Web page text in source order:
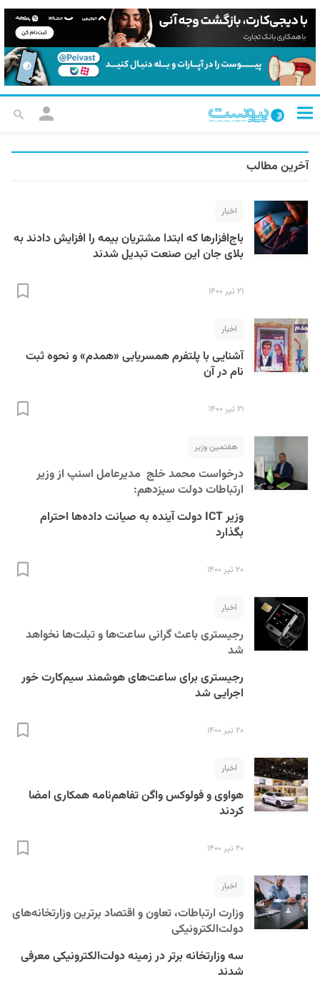
آخرین مطالب
اخبار
باج‌افزارها که ابتدا مشتریان بیمه را افزایش دادند به
بلای جان این صنعت تبدیل شدند
۲۱ تیر ۱۴۰۰
اخبار
آشنایی با پلتفرم همسریابی «همدم» و نحوه ثبت
نام در آن
۲۱ تیر ۱۴۰۰
هفتمین وزیر
درخواست محمد خلج مدیر‌عامل اسنپ از وزیر
ارتباطات دولت سیزدهم:
وزیر ICT دولت آینده به صیانت داده‌ها احترام
بگذارد
۲۰ تیر ۱۴۰۰
اخبار
رجیستری باعث گرانی ساعت‌ها و تبلت‌ها نخواهد
شد
رجیستری برای ساعت‌های هوشمند سیم‌کارت خور
اجرایی شد
۲۰ تیر ۱۴۰۰
اخبار
هواوی و فولوکس واگن تفاهم‌نامه همکاری امضا
کردند
۲۰ تیر ۱۴۰۰
اخبار
وزارت ارتباطات، تعاون و اقتصاد برترین وزارتخانه‌های
دولت‌الکترونیکی
سه وزارتخانه برتر در زمینه دولت‌الکترونیکی معرفی
شدند